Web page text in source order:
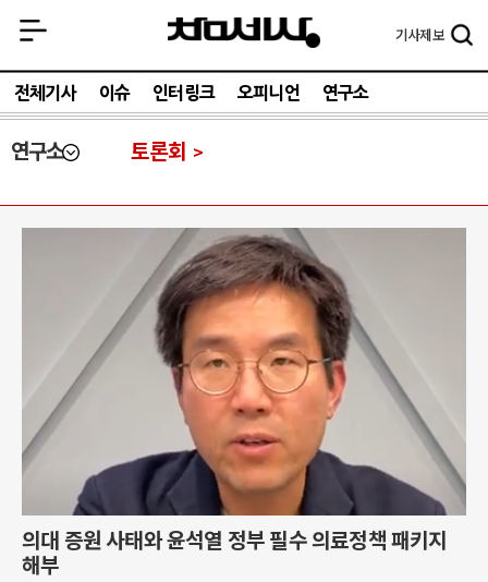
기사제보
전체기사 이슈 인터링크 오피니언 연구소
연구소 토론회
의대 증원 사태와 윤석열 정부 필수 의료정책 패키지
해부